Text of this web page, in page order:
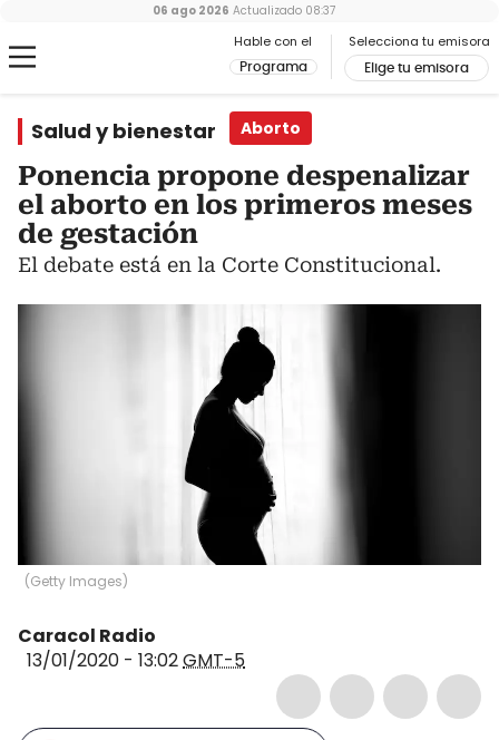
Hable con el
Programa
Selecciona tu emisora
Elige tu emisora
06 ago 2026 Actualizado 08:37
Salud y bienestar Aborto
Ponencia propone despenalizar
el aborto en los primeros meses
de gestación
El debate está en la Corte Constitucional.
(Getty Images)
Caracol Radio
13/01/2020 - 13:02GMT-5